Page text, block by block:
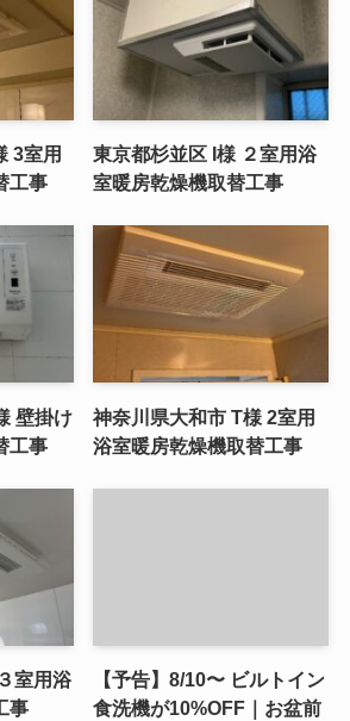
3室用
工事
東京都杉並区 I様 ２室用浴
室暖房乾燥機取替工事
壁掛け
工事
神奈川県大和市 T様 2室用
浴室暖房乾燥機取替工事
室用浴
事
【予告】8/10〜 ビルトイン
食洗機が10%OFF｜お盆前